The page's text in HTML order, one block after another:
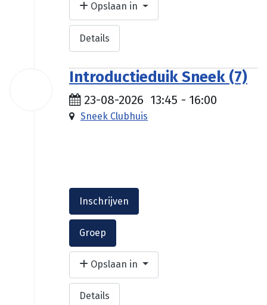
Opslaan in
Details
Introductieduik Sneek (7)
23-08-2026 13:45 - 16:00
Sneek Clubhuis
Inschrijven
Groep
Opslaan in
Details